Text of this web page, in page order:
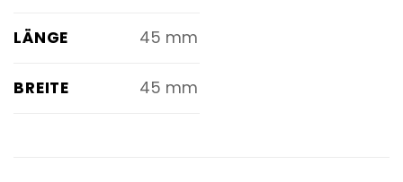
LÄNGE 45 mm
BREITE 45 mm